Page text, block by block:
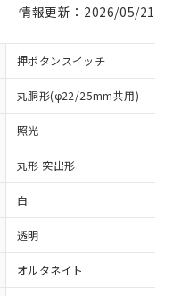
情報更新：2026/05/21
押ボタンスイッチ
丸胴形(φ22/25mm共用)
照光
丸形 突出形
白
透明
オルタネイト